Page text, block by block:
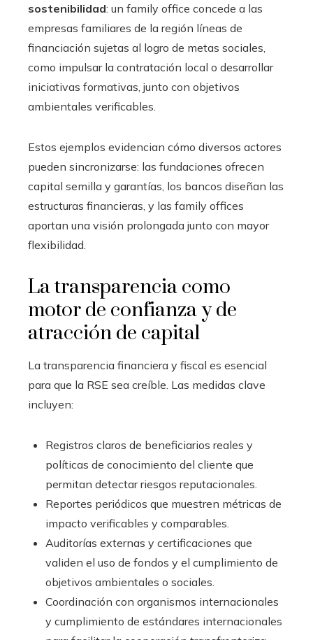
sostenibilidad: un family office concede a las
empresas familiares de la región líneas de
financiación sujetas al logro de metas sociales,
como impulsar la contratación local o desarrollar
iniciativas formativas, junto con objetivos
ambientales verificables.
Estos ejemplos evidencian cómo diversos actores
pueden sincronizarse: las fundaciones ofrecen
capital semilla y garantías, los bancos diseñan las
estructuras financieras, y las family offices
aportan una visión prolongada junto con mayor
flexibilidad.
La transparencia como
motor de confianza y de
atracción de capital
La transparencia financiera y fiscal es esencial
para que la RSE sea creíble. Las medidas clave
incluyen:
Registros claros de beneficiarios reales y
políticas de conocimiento del cliente que
permitan detectar riesgos reputacionales.
Reportes periódicos que muestren métricas de
impacto verificables y comparables.
Auditorías externas y certificaciones que
validen el uso de fondos y el cumplimiento de
objetivos ambientales o sociales.
Coordinación con organismos internacionales
y cumplimiento de estándares internacionales